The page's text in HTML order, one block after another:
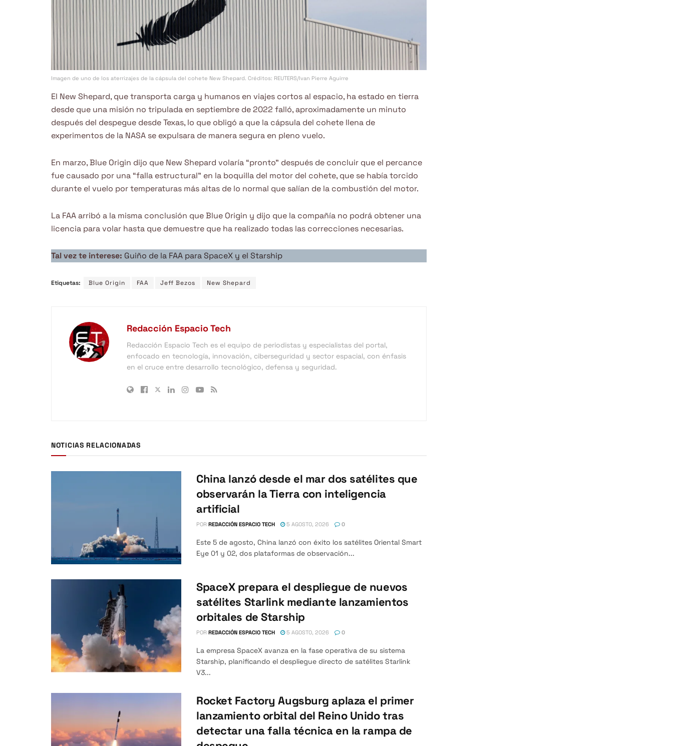
Imagen de uno de los aterrizajes de la cápsula del cohete New Shepard. Créditos: REUTERS/Ivan Pierre Aguirre
El New Shepard, que transporta carga y humanos en viajes cortos al espacio, ha estado en tierra
desde que una misión no tripulada en septiembre de 2022 falló, aproximadamente un minuto
después del despegue desde Texas, lo que obligó a que la cápsula del cohete llena de
experimentos de la NASA se expulsara de manera segura en pleno vuelo.
En marzo, Blue Origin dijo que New Shepard volaría “pronto” después de concluir que el percance
fue causado por una “falla estructural” en la boquilla del motor del cohete, que se había torcido
durante el vuelo por temperaturas más altas de lo normal que salían de la combustión del motor.
La FAA arribó a la misma conclusión que Blue Origin y dijo que la compañía no podrá obtener una
licencia para volar hasta que demuestre que ha realizado todas las correcciones necesarias.
Tal vez te interese: Guiño de la FAA para SpaceX y el Starship
Etiquetas: Blue Origin FAA Jeff Bezos New Shepard
Redacción Espacio Tech
Redacción Espacio Tech es el equipo de periodistas y especialistas del portal,
enfocado en tecnología, innovación, ciberseguridad y sector espacial, con énfasis
en el cruce entre desarrollo tecnológico, defensa y seguridad.
NOTICIAS RELACIONADAS
China lanzó desde el mar dos satélites que
observarán la Tierra con inteligencia
artificial
POR REDACCIÓN ESPACIO TECH 5 AGOSTO, 2026 0
Este 5 de agosto, China lanzó con éxito los satélites Oriental Smart
Eye 01 y 02, dos plataformas de observación...
SpaceX prepara el despliegue de nuevos
satélites Starlink mediante lanzamientos
orbitales de Starship
POR REDACCIÓN ESPACIO TECH 5 AGOSTO, 2026 0
La empresa SpaceX avanza en la fase operativa de su sistema
Starship, planificando el despliegue directo de satélites Starlink
V3...
Rocket Factory Augsburg aplaza el primer
lanzamiento orbital del Reino Unido tras
detectar una falla técnica en la rampa de